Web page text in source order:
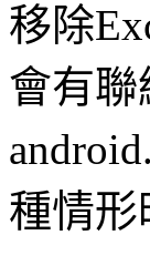
移除
會有
種情